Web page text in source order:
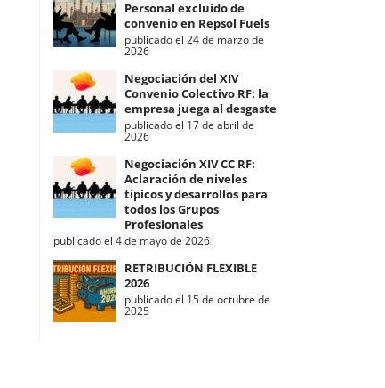
Personal excluido de
convenio en Repsol Fuels
publicado el 24 de marzo de
2026
Negociación del XIV
Convenio Colectivo RF: la
empresa juega al desgaste
publicado el 17 de abril de
2026
Negociación XIV CC RF:
Aclaración de niveles
típicos y desarrollos para
todos los Grupos
Profesionales
publicado el 4 de mayo de 2026
RETRIBUCIÓN FLEXIBLE
2026
publicado el 15 de octubre de
2025